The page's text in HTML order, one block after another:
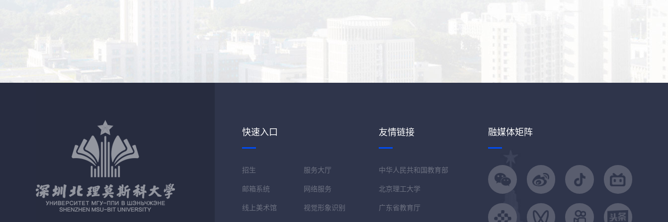
快速入口
招生 服务大厅
邮箱系统 网络服务
线上美术馆 视觉形象识别
友情链接
中华人民共和国教育部
北京理工大学
广东省教育厅
融媒体矩阵